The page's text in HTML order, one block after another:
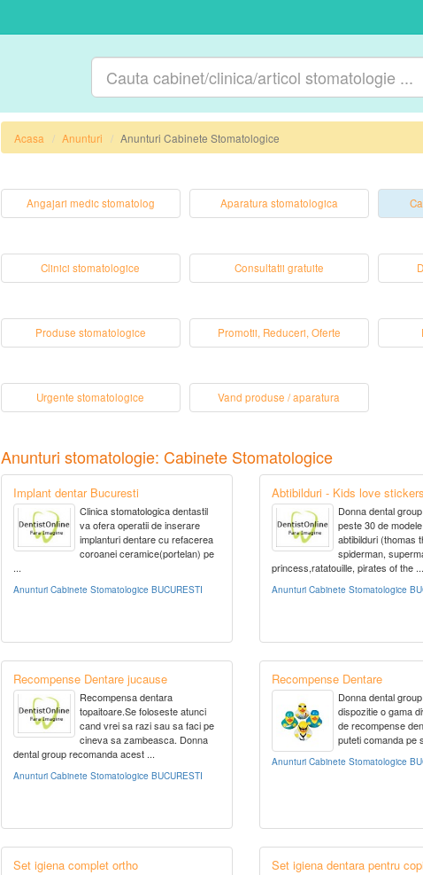
Acasa Anunturi Anunturi Cabinete Stomatologice
Angajari medic stomatolog Aparatura stomatologica
Clinici stomatologice Consultatii gratuite
Produse stomatologice Promotii, Reduceri, Oferte
Urgente stomatologice Vand produse / aparatura
Anunturi stomatologie: Cabinete Stomatologice
Implant dentar Bucuresti
Clinica stomatologica dentastil
va ofera operatii de inserare
implanturi dentare cu refacerea
coroanei ceramice(portelan) pe
...
Anunturi Cabinete Stomatologice BUCURESTI
Abtibilduri - Kids love stickers
Donna dental
peste 30 de
abtibilduri (thomas
spiderman,
princess,ratatouille, pirates of the ...
Anunturi Cabinete Stomatologice
Recompense Dentare jucause
Recompensa dentara
topaitoare.Se foloseste atunci
cand vrei sa razi sau sa faci pe
cineva sa zambeasca. Donna
dental group recomanda acest ...
Anunturi Cabinete Stomatologice BUCURESTI
Recompense Dentare
Donna dental
dispozitie o gama
de recompense
puteti comanda pe
Anunturi Cabinete Stomatologice
Set igiena complet ortho Set igiena dentara pentru